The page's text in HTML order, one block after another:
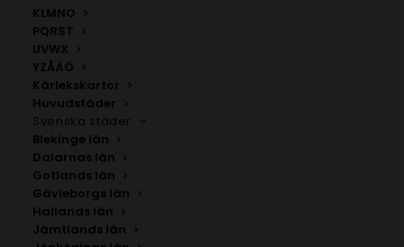
KLMNO
PQRST
UVWX
YZÅÄÖ
Kärlekskartor
Huvudstäder
Svenska städer
Blekinge län
Dalarnas län
Gotlands län
Gävleborgs län
Hallands län
Jämtlands län